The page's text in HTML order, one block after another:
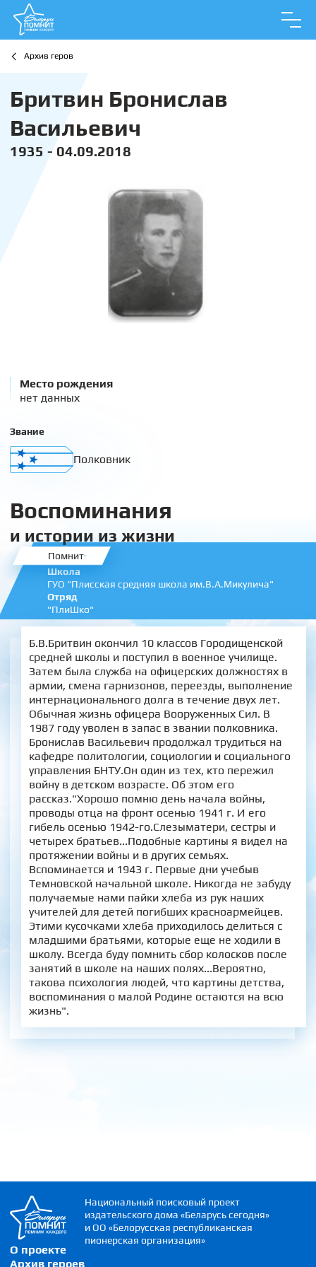
Архив геров
Бритвин Бронислав
Васильевич
1935 - 04.09.2018
Место рождения
нет данных
Звание
Полковник
Воспоминания
и истории из жизни
Помнит
Школа
ГУО "Плисская средняя школа им.В.А.Микулича"
Отряд
"ПлиШко"
Б.В.Бритвин окончил 10 классов Городищенской
средней школы и поступил в военное училище.
Затем была служба на офицерских должностях в
армии, смена гарнизонов, переезды, выполнение
интернационального долга в течение двух лет.
Обычная жизнь офицера Вооруженных Сил. В
1987 году уволен в запас в звании полковника.
Бронислав Васильевич продолжал трудиться на
кафедре политологии, социологии и социального
управления БНТУ.Он один из тех, кто пережил
войну в детском возрасте. Об этом его
рассказ."Хорошо помню день начала войны,
проводы отца на фронт осенью 1941 г. И его
гибель осенью 1942-го.Слезыматери, сестры и
четырех братьев...Подобные картины я видел на
протяжении войны и в других семьях.
Вспоминается и 1943 г. Первые дни учебыв
Темновской начальной школе. Никогда не забуду
получаемые нами пайки хлеба из рук наших
учителей для детей погибших красноармейцев.
Этими кусочками хлеба приходилось делиться с
младшими братьями, которые еще не ходили в
школу. Всегда буду помнить сбор колосков после
занятий в школе на наших полях...Вероятно,
такова психология людей, что картины детства,
воспоминания о малой Родине остаются на всю
жизнь".
О проекте
Архив героев
Национальный поисковый проект
издательского дома «Беларусь сегодня»
и ОО «Белорусская республиканская
пионерская организация»